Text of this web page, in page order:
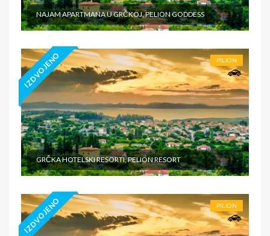
NAJAM APARTMANA U GRČKOJ, PELION GODDESS
IZDVOJENO PILION
GRČKA HOTELSKI RESORTI, PELION RESORT
IZDVOJENO PILION